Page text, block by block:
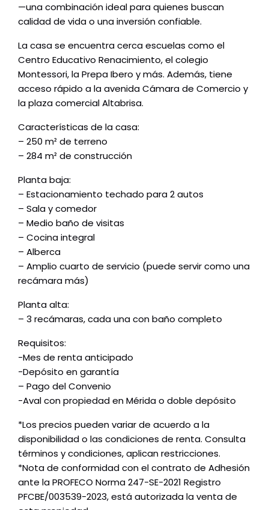
—una combinación ideal para quienes buscan
calidad de vida o una inversión confiable.
La casa se encuentra cerca escuelas como el
Centro Educativo Renacimiento, el colegio
Montessori, la Prepa Ibero y más. Además, tiene
acceso rápido a la avenida Cámara de Comercio y
la plaza comercial Altabrisa.
Características de la casa:
– 250 m² de terreno
– 284 m² de construcción
Planta baja:
– Estacionamiento techado para 2 autos
– Sala y comedor
– Medio baño de visitas
– Cocina integral
– Alberca
– Amplio cuarto de servicio (puede servir como una
recámara más)
Planta alta:
– 3 recámaras, cada una con baño completo
Requisitos:
-Mes de renta anticipado
-Depósito en garantía
– Pago del Convenio
-Aval con propiedad en Mérida o doble depósito
*Los precios pueden variar de acuerdo a la
disponibilidad o las condiciones de renta. Consulta
términos y condiciones, aplican restricciones.
*Nota de conformidad con el contrato de Adhesión
ante la PROFECO Norma 247-SE-2021 Registro
PFCBE/003539-2023, está autorizada la venta de